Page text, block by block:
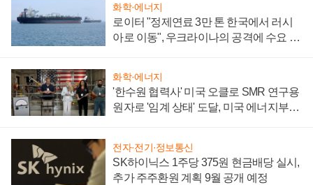
화학·에너지
로이터 "정제연료 3만 톤 한국에서 러시
아로 이동", 우크라이나의 공격에 수요 늘
화학·에너지
'한수원 협력사' 미국 오클로 SMR 연구용
원자로 '임계 상태' 도달, 미국 에너지부
전자·전기·정보통신
SK하이닉스 1주당 375원 현금배당 실시,
추가 주주환원 계획 9월 공개 예정